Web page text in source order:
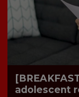
adolescent